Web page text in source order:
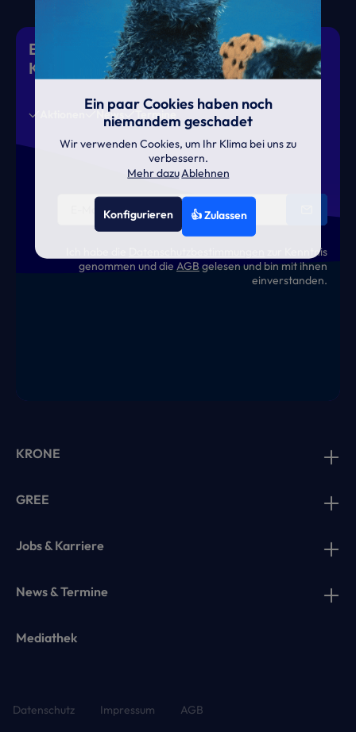
Eiskalte Deals & heiße News für gutes
Klima
News Termine
zur Kenntnis
genommen und die AGB gelesen und bin mit ihnen
einverstanden.
KRONE
GREE
Jobs & Karriere
News & Termine
Mediathek
Datenschutz Impressum AGB
Ein paar Cookies haben noch
niemandem geschadet
Wir verwenden Cookies, um Ihr Klima bei uns zu
verbessern.
Mehr dazuAblehnen
Konfigurieren 👍 Zulassen